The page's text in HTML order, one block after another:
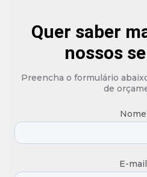
Quer saber
nossos
Preencha o formulário
de
Nome
E-mail